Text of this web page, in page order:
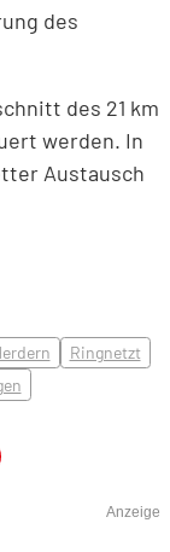
des
des 21 km
werden. In
Austausch
Ringnetzt
Anzeige